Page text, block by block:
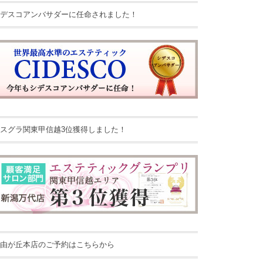
スコアンバサダーに任命されました！
グラ関東甲信越3位獲得しました！
が丘本店のご予約はこちらから